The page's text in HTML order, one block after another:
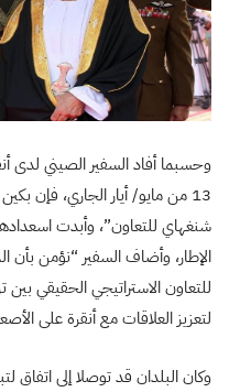
وحسبما أفاد السفير الصيني لدى
13 من مايو/ أيار الجاري، فإن
شنغهاي للتعاون”، وأبدت
الإطار، وأضاف السفير “نؤمن
للتعاون الاستراتيجي الحقيقي بين
لتعزيز العلاقات مع أنقرة على